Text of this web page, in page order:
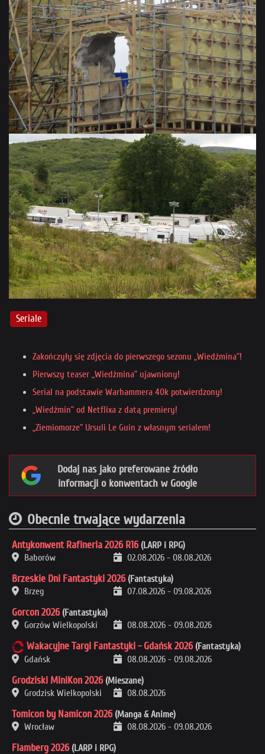
Seriale
Zakończyły się zdjęcia do pierwszego sezonu „Wiedźmina”!
Pierwszy teaser „Wiedźmina” ujawniony!
Serial na podstawie Warhammera 40k potwierdzony!
„Wiedźmin” od Netflixa z datą premiery!
„Ziemiomorze” Ursuli Le Guin z własnym serialem!
Dodaj nas jako preferowane źródło
informacji o konwentach w Google
Obecnie trwające wydarzenia
Antykonwent Rafineria 2026 R16 (LARP i RPG)
Baborów
02.08.2026 - 08.08.2026
Brzeskie Dni Fantastyki 2026 (Fantastyka)
Brzeg
07.08.2026 - 09.08.2026
Gorcon 2026 (Fantastyka)
Gorzów Wielkopolski
08.08.2026 - 09.08.2026
Wakacyjne Targi Fantastyki - Gdańsk 2026 (Fantastyka)
Gdańsk
08.08.2026 - 09.08.2026
Grodziski MiniKon 2026 (Mieszane)
Grodzisk Wielkopolski
08.08.2026
Tomicon by Namicon 2026 (Manga & Anime)
Wrocław
08.08.2026 - 09.08.2026
Flamberg 2026 (LARP i RPG)